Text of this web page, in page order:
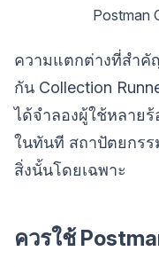
Postman
ความแตกต่างที่สำคั
กัน Collection
ได้จำลองผู้ใช้หลาย
ในทันที สถาปัตยกร
สิ่งนั้นโดยเฉพาะ
ควรใช้